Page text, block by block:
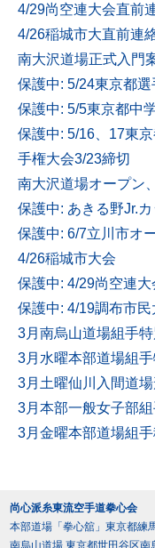
4/29尚空連大会直前
4/26稲城市大直前連
南大沢道場正式入門
保護中: 5/24東京都
保護中: 5/5東京都中
保護中: 5/16、17東
手権大会3/23締切
南大沢道場オープン
保護中: あきる野Jr.
保護中: 6/7立川市オ
4/26稲城市大会
保護中: 4/29尚空連
保護中: 4/19調布市
3月南烏山道場組手
3月水曜本部道場組
3月土曜仙川入間道
3月本部一般女子部
3月金曜本部道場組
尚心派糸東流空手道拳心会
本部道場「拳心舘」東京都練
南烏山道場 東京都世田谷区